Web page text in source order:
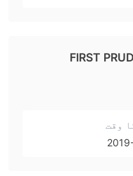
FIRST
وقت